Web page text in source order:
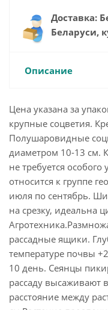
Доставка:
Беларуси,
Описание
Цена указана за
крупные соцветия.
Полушаровидные
диаметром 10-13 см.
не требуется
относится к группе
июля по сентябрь.
на срезку, идеальна
рассадные ящики.
температуре почвы
10 день. Сеянцы
рассаду высаживают
расстояние между